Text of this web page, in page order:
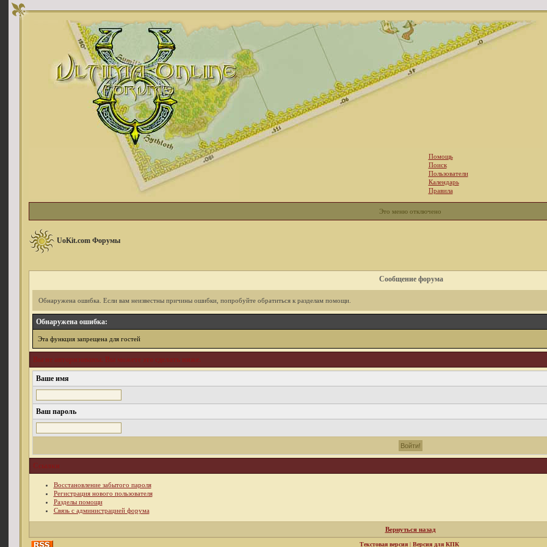
Помощь
Поиск
Пользователи
Календарь
Правила
Это меню отключено
UoKit.com Форумы
Сообщение форума
Обнаружена ошибка. Если вам неизвестны причины ошибки, попробуйте обратиться к разделам помощи.
Обнаружена ошибка:
Эта функция запрещена для гостей
Вы не авторизованы. Вы можете это сделать ниже.
Ваше имя
Ваш пароль
Ссылки
Восстановление забытого пароля
Регистрация нового пользователя
Разделы помощи
Связь с администрацией форума
Вернуться назад
Текстовая версия| Версия для КПК